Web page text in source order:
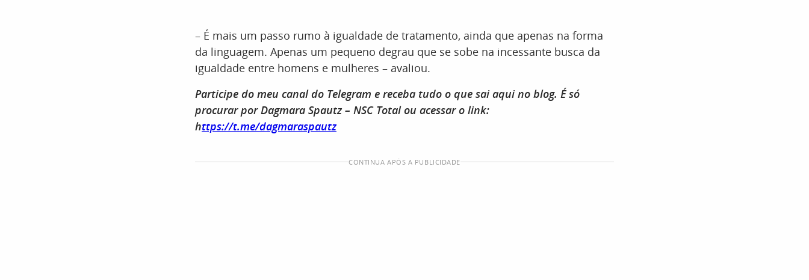
– É mais um passo rumo à igualdade de tratamento, ainda que apenas na forma
da linguagem. Apenas um pequeno degrau que se sobe na incessante busca da
igualdade entre homens e mulheres – avaliou.
Participe do meu canal do Telegram e receba tudo o que sai aqui no blog. É só
procurar por Dagmara Spautz – NSC Total ou acessar o link:
https://t.me/dagmaraspautz
CONTINUA APÓS A PUBLICIDADE